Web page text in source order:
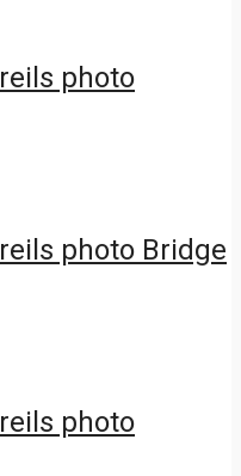
photo
photo Bridge
photo